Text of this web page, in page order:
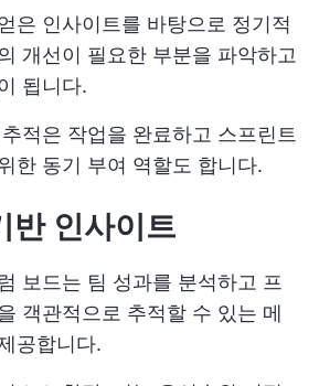
은 인사이트를 바탕으로 정기적
개선이 필요한 부분을 파악하고
됩니다.
적은 작업을 완료하고 스프린트
한 동기 부여 역할도 합니다.
반 인사이트
보드는 팀 성과를 분석하고 프
객관적으로 추적할 수 있는 메
공합니다.